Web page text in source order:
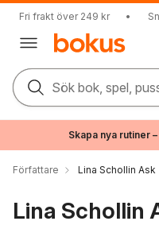
Fri frakt över 249 kr •
Sök bok, spel,
Skapa nya rutiner
Författare Lina Schollin Ask
Lina Schollin